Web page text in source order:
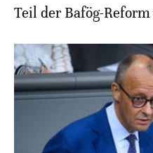
Teil der Bafög-